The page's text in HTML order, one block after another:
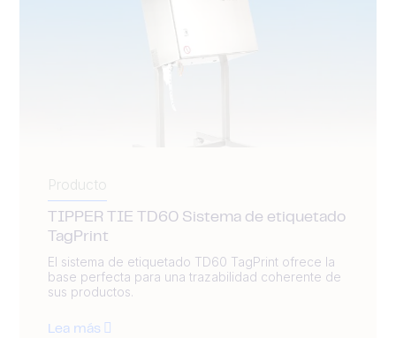
Producto
TIPPER TIE TD60 Sistema de etiquetado
TagPrint
El sistema de etiquetado TD60 TagPrint ofrece la
base perfecta para una trazabilidad coherente de
sus productos.
Lea más